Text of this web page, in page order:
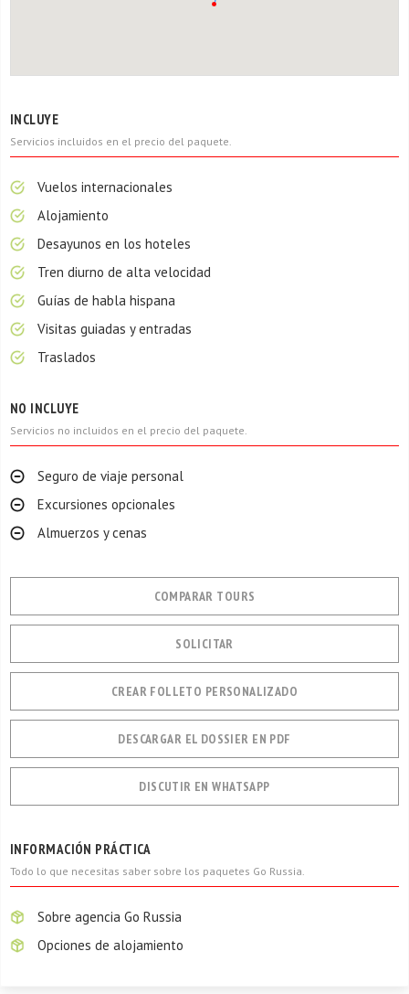
INCLUYE
Servicios incluidos en el precio del paquete.
Vuelos internacionales
Alojamiento
Desayunos en los hoteles
Tren diurno de alta velocidad
Guías de habla hispana
Visitas guiadas y entradas
Traslados
NO INCLUYE
Servicios no incluidos en el precio del paquete.
Seguro de viaje personal
Excursiones opcionales
Almuerzos y cenas
COMPARAR TOURS
SOLICITAR
CREAR FOLLETO PERSONALIZADO
DESCARGAR EL DOSSIER EN PDF
DISCUTIR EN WHATSAPP
INFORMACIÓN PRÁCTICA
Todo lo que necesitas saber sobre los paquetes Go Russia.
Sobre agencia Go Russia
Opciones de alojamiento